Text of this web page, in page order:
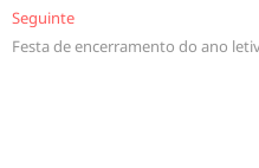
SeguinteSeguinte
Festa de encerramento do ano